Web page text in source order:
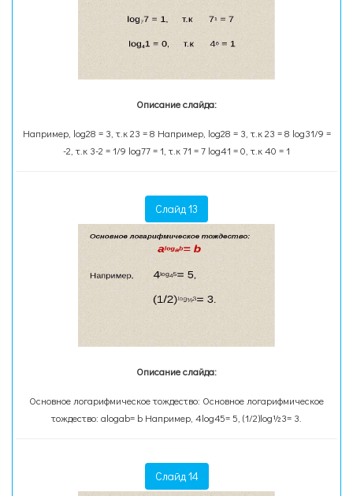
Описание слайда:
Например, log28 = 3, т.к 23 = 8 Например, log28 = 3, т.к 23 = 8 log31/9 =
-2, т.к 3-2 = 1/9 log77 = 1, т.к 71 = 7 log41 = 0, т.к 40 = 1
Слайд 13
Описание слайда:
Основное логарифмическое тождество: Основное логарифмическое
тождество: alogab= b Например, 4log45= 5, (1/2)log½3= 3.
Слайд 14